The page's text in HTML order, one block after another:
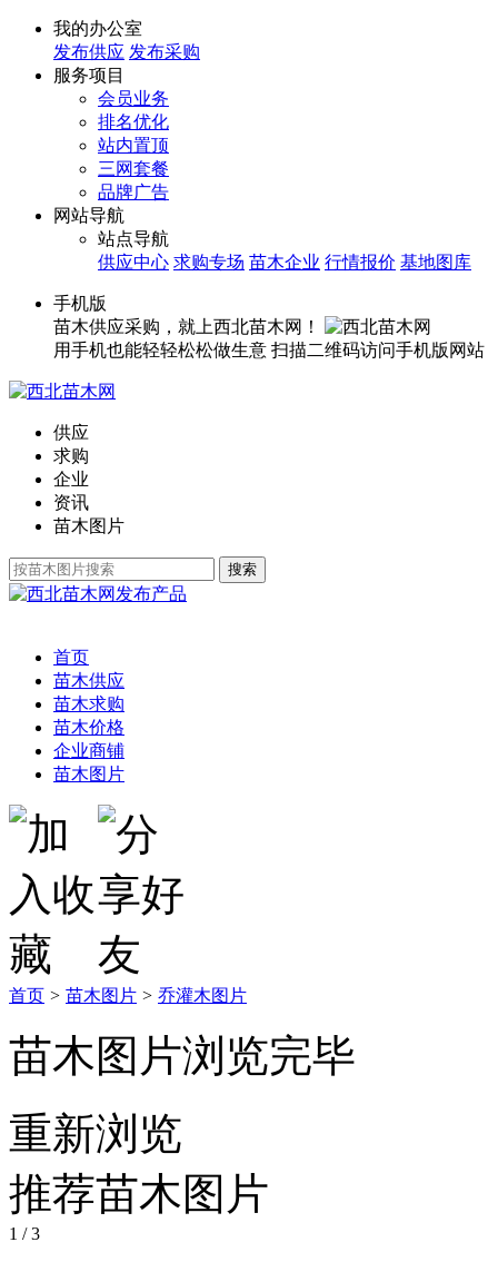
我的办公室
发布供应 发布采购
服务项目
会员业务
排名优化
站内置顶
三网套餐
品牌广告
网站导航
站点导航
供应中心 求购专场 苗木企业 行情报价 基地图库
手机版
苗木供应采购，就上西北苗木网！
用手机也能轻轻松松做生意 扫描二维码访问手机版网站
供应
求购
企业
资讯
苗木图片
发布产品
首页
苗木供应
苗木求购
苗木价格
企业商铺
苗木图片
首页 > 苗木图片 > 乔灌木图片
苗木图片浏览完毕
重新浏览
推荐苗木图片
1 / 3